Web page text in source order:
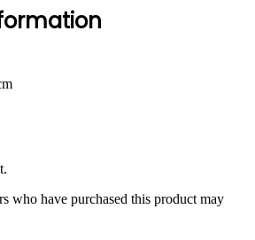
who have purchased this product may